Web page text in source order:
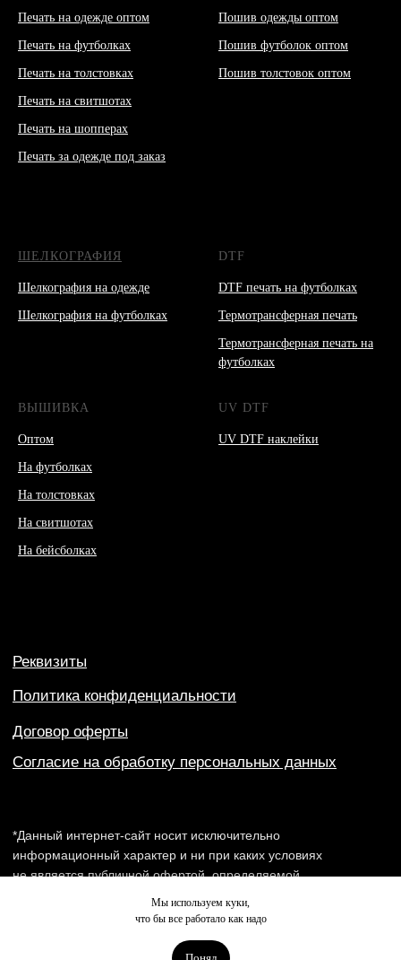
Печать на одежде оптом
Печать на футболках
Печать на толстовках
Печать на свитшотах
Печать на шопперах
Печать за одежде под заказ
Пошив одежды оптом
Пошив футболок оптом
Пошив толстовок оптом
ШЕЛКОГРАФИЯ
Шелкография на одежде
Шелкография на футболках
DTF
DTF печать на футболках
Термотрансферная печать
Термотрансферная печать на
футболках
ВЫШИВКА
Оптом
На футболках
На толстовках
На свитшотах
На бейсболках
UV DTF
UV DTF наклейки
Мы используем куки,
что бы все работало как надо